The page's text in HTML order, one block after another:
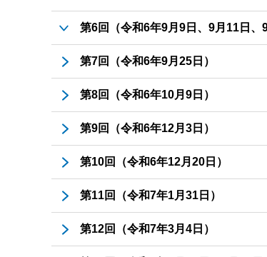
第6回（令和6年9月9日、9月11日、
9月9日
9月12日
第7回（令和6年9月25日）
第8回（令和6年10月9日）
第9回（令和6年12月3日）
第10回（令和6年12月20日）
第11回（令和7年1月31日）
第12回（令和7年3月4日）